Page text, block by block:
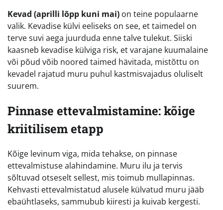
Kevad (aprilli lõpp kuni mai) on teine populaarne
valik. Kevadise külvi eeliseks on see, et taimedel on
terve suvi aega juurduda enne talve tulekut. Siiski
kaasneb kevadise külviga risk, et varajane kuumalaine
või põud võib noored taimed hävitada, mistõttu on
kevadel rajatud muru puhul kastmisvajadus oluliselt
suurem.
Pinnase ettevalmistamine: kõige
kriitilisem etapp
Kõige levinum viga, mida tehakse, on pinnase
ettevalmistuse alahindamine. Muru ilu ja tervis
sõltuvad otseselt sellest, mis toimub mullapinnas.
Kehvasti ettevalmistatud alusele külvatud muru jääb
ebaühtlaseks, sammubub kiiresti ja kuivab kergesti.